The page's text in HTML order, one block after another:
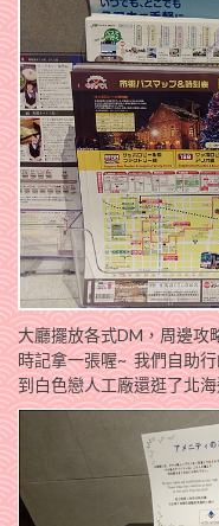
大廳擺放各式DM，周邊攻
時記拿一張喔~ 我們自助
到白色戀人工廠還逛了北